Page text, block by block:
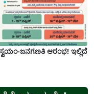
ಜನಗಣತಿ ಆರಂಭ! ಇಲ್ಲಿದೆ